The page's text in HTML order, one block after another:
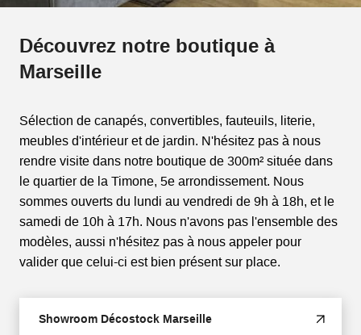
Découvrez notre boutique à
Marseille
Sélection de canapés, convertibles, fauteuils, literie,
meubles d'intérieur et de jardin. N'hésitez pas à nous
rendre visite dans notre boutique de 300m² située dans
le quartier de la Timone, 5e arrondissement. Nous
sommes ouverts du lundi au vendredi de 9h à 18h, et le
samedi de 10h à 17h. Nous n'avons pas l'ensemble des
modèles, aussi n'hésitez pas à nous appeler pour
valider que celui-ci est bien présent sur place.
Showroom Décostock Marseille